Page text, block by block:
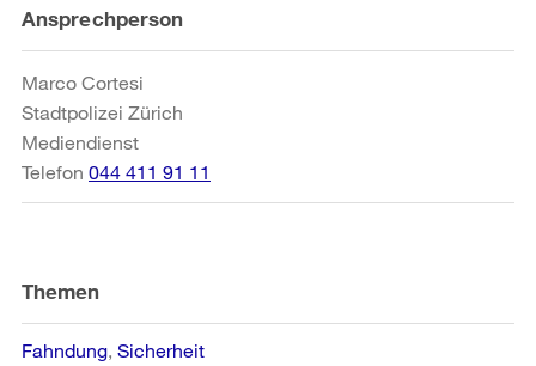
Weitere
Informationen
Ansprechperson
Marco Cortesi
Stadtpolizei Zürich
Mediendienst
Telefon 044 411 91 11
Themen
Fahndung Sicherheit